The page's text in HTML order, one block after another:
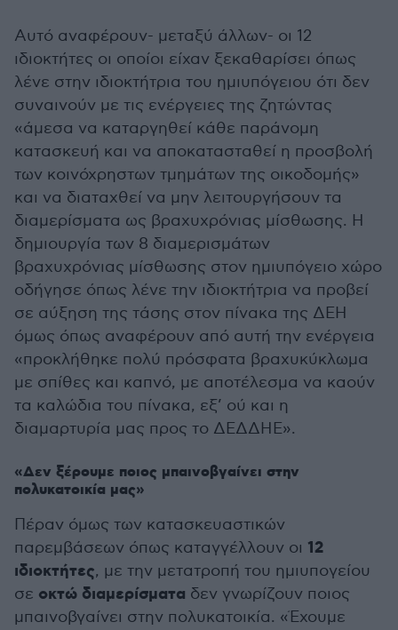
Αυτό αναφέρουν- μεταξύ άλλων- οι 12
ιδιοκτήτες οι οποίοι είχαν ξεκαθαρίσει όπως
λένε στην ιδιοκτήτρια του ημιυπόγειου ότι δεν
συναινούν με τις ενέργειες της ζητώντας
«άμεσα να καταργηθεί κάθε παράνομη
κατασκευή και να αποκατασταθεί η προσβολή
των κοινόχρηστων τμημάτων της οικοδομής»
και να διαταχθεί να μην λειτουργήσουν τα
διαμερίσματα ως βραχυχρόνιας μίσθωσης. Η
δημιουργία των 8 διαμερισμάτων
βραχυχρόνιας μίσθωσης στον ημιυπόγειο χώρο
οδήγησε όπως λένε την ιδιοκτήτρια να προβεί
σε αύξηση της τάσης στον πίνακα της ΔΕΗ
όμως όπως αναφέρουν από αυτή την ενέργεια
«προκλήθηκε πολύ πρόσφατα βραχυκύκλωμα
με σπίθες και καπνό, με αποτέλεσμα να καούν
τα καλώδια του πίνακα, εξ’ ού και η
διαμαρτυρία μας προς το ΔΕΔΔΗΕ».
«Δεν ξέρουμε ποιος μπαινοβγαίνει στην
πολυκατοικία μας»
Πέραν όμως των κατασκευαστικών
παρεμβάσεων όπως καταγγέλλουν οι 12
ιδιοκτήτες, με την μετατροπή του ημιυπογείου
σε οκτώ διαμερίσματα δεν γνωρίζουν ποιος
μπαινοβγαίνει στην πολυκατοικία. «Έχουμε